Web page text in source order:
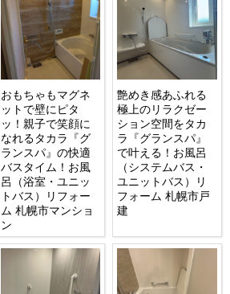
おもちゃもマグネ
ットで壁にピタ
ッ！親子で笑顔に
なれるタカラ『グ
ランスパ』の快適
バスタイム！お風
呂（浴室・ユニッ
トバス）リフォー
ム 札幌市マンショ
ン
艶めき感あふれる
極上のリラクゼー
ション空間をタカ
ラ『グランスパ』
で叶える！お風呂
（システムバス・
ユニットバス）リ
フォーム 札幌市戸
建